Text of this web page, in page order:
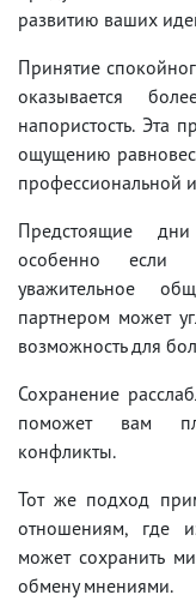
развитию ваших
Принятие
оказывается
напористость. Эта
ощущению
профессиональной
Предстоящие
особенно если
уважительное
партнером может
возможность для
Сохранение
поможет вам
конфликты.
Тот же подход
отношениям, где
может сохранить
обмену мнениями.